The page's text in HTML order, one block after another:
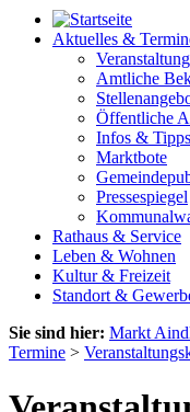
Aktuelles &
Amtliche
Öffentliche
Infos & Tipps
Marktbote
Pressespiegel
Rathaus & Service
Leben & Wohnen
Kultur & Freizeit
Standort &
Sie sind hier: Markt
Termine >